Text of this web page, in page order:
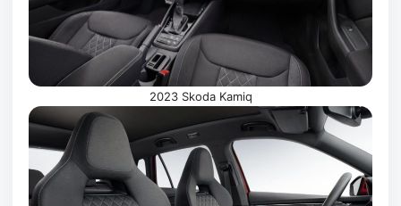
2023 Skoda Kamiq